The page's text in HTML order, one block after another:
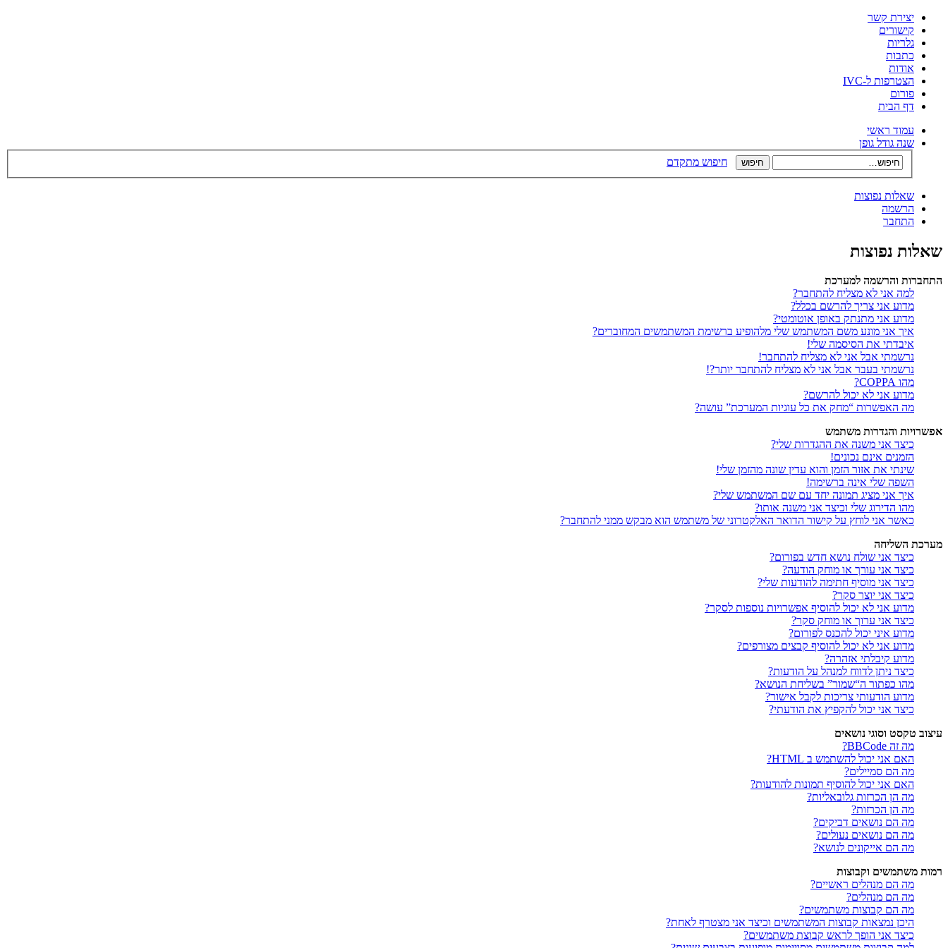
יצירת קשר
קישורים
גלריות
כתבות
אודות
הצטרפות ל-IVC
פורום
דף הבית
עמוד ראשי
שנה גודל גופן
חיפוש מתקדם
שאלות נפוצות
הרשמה
התחבר
שאלות נפוצות
התחברות והרשמה למערכת
למה אני לא מצליח להתחבר?
מדוע אני צריך להרשם בכלל?
מדוע אני מתנתק באופן אוטומטי?
איך אני מונע משם המשתמש שלי מלהופיע ברשימת המשתמשים המחוברים?
איבדתי את הסיסמה שלי!
נרשמתי אבל אני לא מצליח להתחבר!
נרשמתי בעבר אבל אני לא מצליח להתחבר יותר?!
מהו COPPA?
מדוע אני לא יכול להרשם?
מה האפשרות “מחק את כל עוגיות המערכת” עושה?
אפשרויות והגדרות משתמש
כיצד אני משנה את ההגדרות שלי?
הזמנים אינם נכונים!
שינתי את אזור הזמן והוא עדין שונה מהזמן שלי!
השפה שלי אינה ברשימה!
איך אני מציג תמונה יחד עם שם המשתמש שלי?
מהו הדירוג שלי וכיצד אני משנה אותו?
כאשר אני לוחץ על קישור הדואר האלקטרוני של משתמש הוא מבקש ממני להתחבר?
מערכת השליחה
כיצד אני שולח נושא חדש בפורום?
כיצד אני עורך או מוחק הודעה?
כיצד אני מוסיף חתימה להודעות שלי?
כיצד אני יוצר סקר?
מדוע אני לא יכול להוסיף אפשרויות נוספות לסקר?
כיצד אני ערוך או מוחק סקר?
מדוע איני יכול להכנס לפורום?
מדוע אני לא יכול להוסיף קבצים מצורפים?
מדוע קיבלתי אזהרה?
כיצד ניתן לדווח למנהל על הודעות?
מהו כפתור ה“שמור” בשליחת הנושא?
מדוע הודעותי צריכות לקבל אישור?
כיצד אני יכול להקפיץ את הודעתי?
עיצוב טקסט וסוגי נושאים
מה זה BBCode?
האם אני יכול להשתמש ב HTML?
מה הם סמיילים?
האם אני יכול להוסיף תמונות להודעות?
מה הן הכרזות גלובאליות?
מה הן הכרזות?
מה הם נושאים דביקים?
מה הם נושאים נעולים?
מה הם אייקונים לנושא?
רמות משתמשים וקבוצות
מה הם מנהלים ראשיים?
מה הם מנהלים?
מה הם קבוצות משתמשים?
היכן נמצאות קבוצות המשתמשים וכיצד אני מצטרף לאחת?
כיצד אני הופך לראש קבוצת משתמשים?